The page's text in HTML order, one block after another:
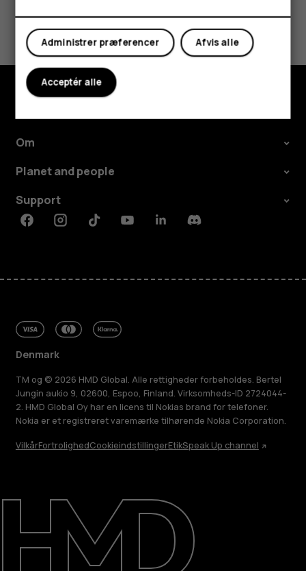
Min konto
Om
Reparer, genbrug, genanvend
Support
Synes du, dette var nyttigt?
Ja Nej
Om
Planet and people
Support
FacebookInstagramTiktokYoutubeLinkedinDiscord
Denmark
TM og © 2026 HMD Global. Alle rettigheder forbeholdes. Bertel
Jungin aukio 9, 02600, Espoo, Finland. Virksomheds-ID 2724044-
2. HMD Global Oy har en licens til Nokias brand for telefoner.
Nokia er et registreret varemærke tilhørende Nokia Corporation.
VilkårFortrolighedCookieindstillingerEtikSpeak Up channel
Afvis alle
Administrer præferencer
Acceptér alle